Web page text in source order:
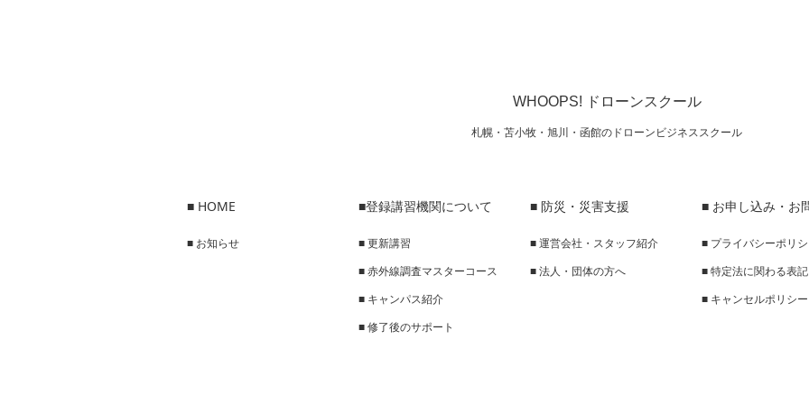
WHOOPS! ドローンスクール
札幌・苫小牧・旭川・函館のドローンビジネススクール
■ HOME
■ お知らせ
■登録講習機関について
■ 更新講習
■ 赤外線調査マスターコース
■ キャンパス紹介
■ 修了後のサポート
■ 防災・災害支援
■ 運営会社・スタッフ紹介
■ 法人・団体の方へ
■ お申し込み・お
■ プライバシーポリ
■ 特定法に関わる表記
■ キャンセルポリシー